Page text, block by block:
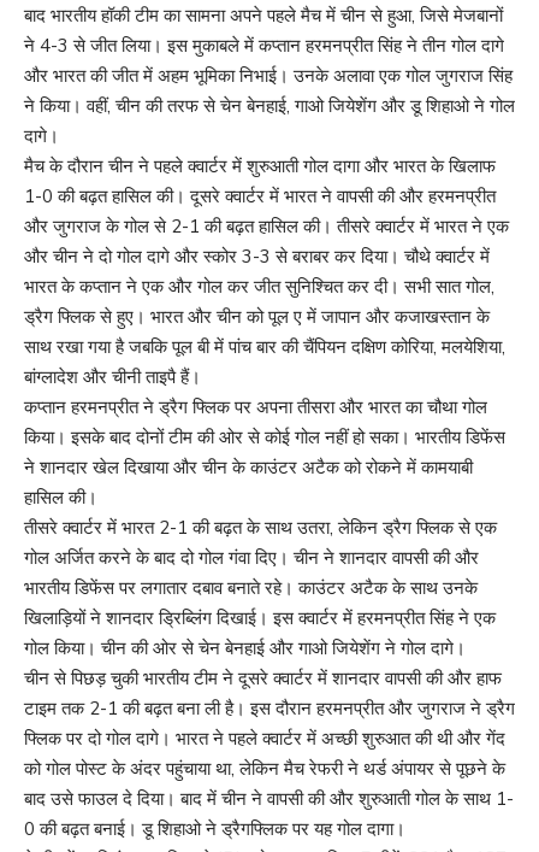
बाद भारतीय हॉकी टीम का सामना अपने पहले मैच में चीन से हुआ, जिसे मेजबानों
ने 4-3 से जीत लिया। इस मुकाबले में कप्तान हरमनप्रीत सिंह ने तीन गोल दागे
और भारत की जीत में अहम भूमिका निभाई। उनके अलावा एक गोल जुगराज सिंह
ने किया। वहीं, चीन की तरफ से चेन बेनहाई, गाओ जियेशेंग और डू शिहाओ ने गोल
दागे।
मैच के दौरान चीन ने पहले क्वार्टर में शुरुआती गोल दागा और भारत के खिलाफ
1-0 की बढ़त हासिल की। दूसरे क्वार्टर में भारत ने वापसी की और हरमनप्रीत
और जुगराज के गोल से 2-1 की बढ़त हासिल की। तीसरे क्वार्टर में भारत ने एक
और चीन ने दो गोल दागे और स्कोर 3-3 से बराबर कर दिया। चौथे क्वार्टर में
भारत के कप्तान ने एक और गोल कर जीत सुनिश्चित कर दी। सभी सात गोल,
ड्रैग फ्लिक से हुए। भारत और चीन को पूल ए में जापान और कजाखस्तान के
साथ रखा गया है जबकि पूल बी में पांच बार की चैंपियन दक्षिण कोरिया, मलयेशिया,
बांग्लादेश और चीनी ताइपै हैं।
कप्तान हरमनप्रीत ने ड्रैग फ्लिक पर अपना तीसरा और भारत का चौथा गोल
किया। इसके बाद दोनों टीम की ओर से कोई गोल नहीं हो सका। भारतीय डिफेंस
ने शानदार खेल दिखाया और चीन के काउंटर अटैक को रोकने में कामयाबी
हासिल की।
तीसरे क्वार्टर में भारत 2-1 की बढ़त के साथ उतरा, लेकिन ड्रैग फ्लिक से एक
गोल अर्जित करने के बाद दो गोल गंवा दिए। चीन ने शानदार वापसी की और
भारतीय डिफेंस पर लगातार दबाव बनाते रहे। काउंटर अटैक के साथ उनके
खिलाड़ियों ने शानदार ड्रिब्लिंग दिखाई। इस क्वार्टर में हरमनप्रीत सिंह ने एक
गोल किया। चीन की ओर से चेन बेनहाई और गाओ जियेशेंग ने गोल दागे।
चीन से पिछड़ चुकी भारतीय टीम ने दूसरे क्वार्टर में शानदार वापसी की और हाफ
टाइम तक 2-1 की बढ़त बना ली है। इस दौरान हरमनप्रीत और जुगराज ने ड्रैग
फ्लिक पर दो गोल दागे। भारत ने पहले क्वार्टर में अच्छी शुरुआत की थी और गेंद
को गोल पोस्ट के अंदर पहुंचाया था, लेकिन मैच रेफरी ने थर्ड अंपायर से पूछने के
बाद उसे फाउल दे दिया। बाद में चीन ने वापसी की और शुरुआती गोल के साथ 1-
0 की बढ़त बनाई। डू शिहाओ ने ड्रैगफ्लिक पर यह गोल दागा।